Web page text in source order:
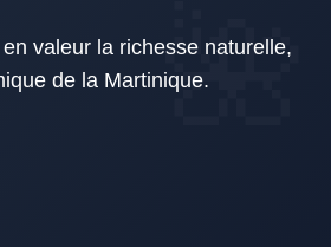
valeur la richesse naturelle,
de la Martinique.